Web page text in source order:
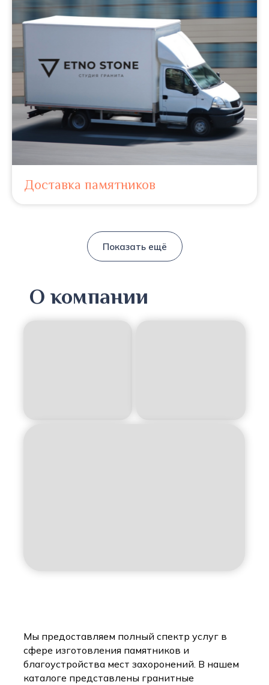
Доставка памятников
Показать ещё
Мы предоставляем полный спектр услуг в
сфере изготовления памятников и
благоустройства мест захоронений. В нашем
каталоге представлены гранитные
О компании